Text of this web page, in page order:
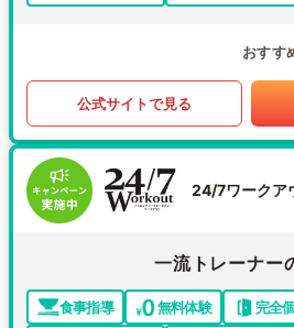
おすす
公式サイトで見る
24/7ワークア
一流トレーナー
食事指導 無料体験 完全